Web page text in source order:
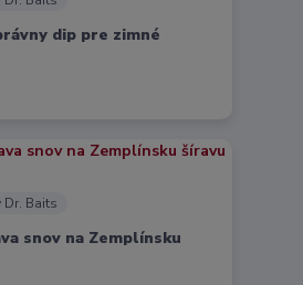
dip pre zimné
Baits
snov na Zemplínsku